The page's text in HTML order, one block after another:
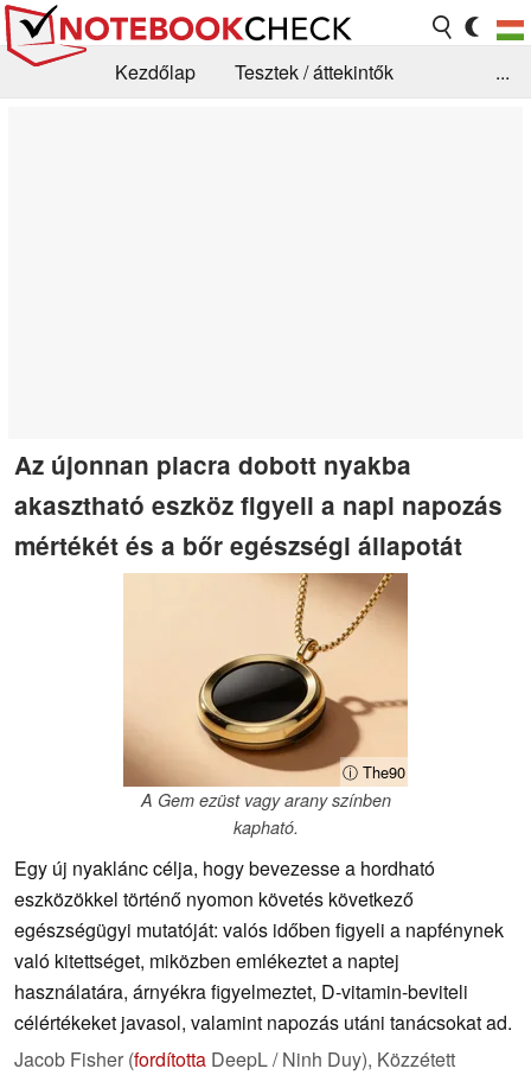
Kezdőlap
Tesztek / áttekintők
...
Az újonnan piacra dobott nyakba
akasztható eszköz figyeli a napi napozás
mértékét és a bőr egészségi állapotát
ⓘ The90
A Gem ezüst vagy arany színben
kapható.
Egy új nyaklánc célja, hogy bevezesse a hordható
eszközökkel történő nyomon követés következő
egészségügyi mutatóját: valós időben figyeli a napfénynek
való kitettséget, miközben emlékeztet a naptej
használatára, árnyékra figyelmeztet, D-vitamin-beviteli
célértékeket javasol, valamint napozás utáni tanácsokat ad.
Jacob Fisher (fordította DeepL / Ninh Duy), Közzétett